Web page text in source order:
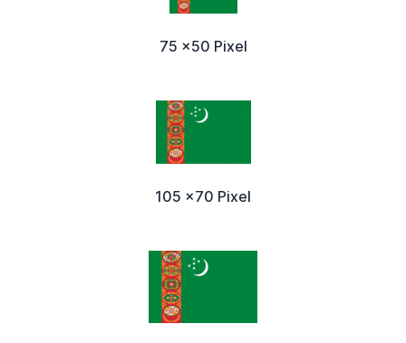
75 x50 Pixel
105 x70 Pixel